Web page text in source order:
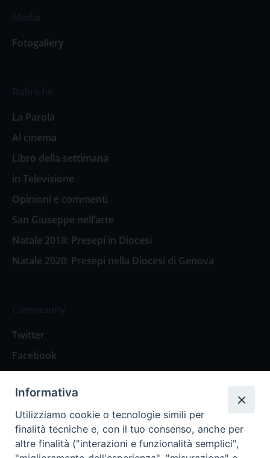
Fotogallery
La Parola
Al cinema
Libro della settimana
in Televisione
Opinioni e commenti
San Giuseppe nell’arte
Natale 2018: Presepi in Diocesi
Natale 2020: Presepi nella Diocesi di Genova
Twitter
Facebook
Spazio Lettori
Eventi
Informativa
Utilizziamo cookie o tecnologie simili per
finalità tecniche e, con il tuo consenso, anche per
altre finalità ("interazioni e funzionalità semplici",